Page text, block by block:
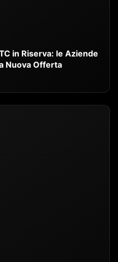
in Riserva: le Aziende
Nuova Offerta